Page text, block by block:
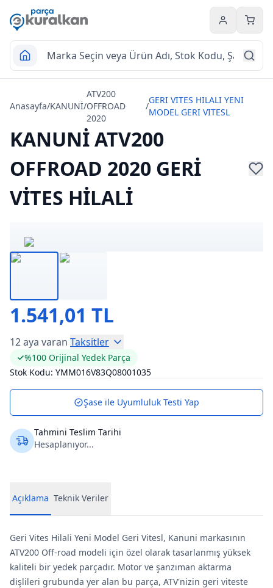
Hesabım
Anasayfa/KANUNİ/
ATV200
OFFROAD
2020
/
GERI VITES HILALI YENI
MODEL GERI VITESL
KANUNİ ATV200
OFFROAD 2020 GERİ
VİTES HİLALİ
1.541,01 TL
12 aya varan Taksitler
%100 Orijinal Yedek Parça
Stok Kodu: YMM016V83Q08001035
Şase ile Uyumluluk Testi Yap
Tahmini Teslim Tarihi
Hesaplanıyor...
Açıklama Teknik Veriler
Geri Vites Hilali Yeni Model Geri Vitesl, Kanuni markasının
ATV200 Off-road modeli için özel olarak tasarlanmış yüksek
kaliteli bir yedek parçadır. Motor ve şanzıman aktarma
dişlileri grubunda yer alan bu parça, ATV'nizin geri viteste